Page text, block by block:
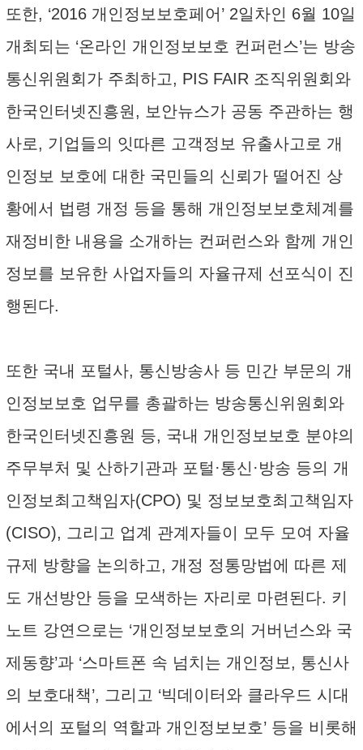
또한, ‘2016 개인정보보호페어’ 2일차인 6월 10일
개최되는 ‘온라인 개인정보보호 컨퍼런스’는 방송
통신위원회가 주최하고, PIS FAIR 조직위원회와
한국인터넷진흥원, 보안뉴스가 공동 주관하는 행
사로, 기업들의 잇따른 고객정보 유출사고로 개
인정보 보호에 대한 국민들의 신뢰가 떨어진 상
황에서 법령 개정 등을 통해 개인정보보호체계를
재정비한 내용을 소개하는 컨퍼런스와 함께 개인
정보를 보유한 사업자들의 자율규제 선포식이 진
행된다.
또한 국내 포털사, 통신방송사 등 민간 부문의 개
인정보보호 업무를 총괄하는 방송통신위원회와
한국인터넷진흥원 등, 국내 개인정보보호 분야의
주무부처 및 산하기관과 포털·통신·방송 등의 개
인정보최고책임자(CPO) 및 정보보호최고책임자
(CISO), 그리고 업계 관계자들이 모두 모여 자율
규제 방향을 논의하고, 개정 정통망법에 따른 제
도 개선방안 등을 모색하는 자리로 마련된다. 키
노트 강연으로는 ‘개인정보보호의 거버넌스와 국
제동향’과 ‘스마트폰 속 넘치는 개인정보, 통신사
의 보호대책’, 그리고 ‘빅데이터와 클라우드 시대
에서의 포털의 역할과 개인정보보호’ 등을 비롯해